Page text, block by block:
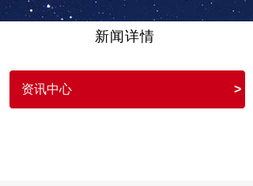
新闻详情
资讯中心 >